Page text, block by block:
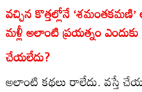
వచ్చిన కొత్తల్లోనే
మళ్లీ అలాంటి ప్రయత్నం ఎందుకు
చేయలేదు?
అలాంటి కథలు రాలేదు. వస్తే